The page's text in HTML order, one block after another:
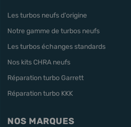
Les turbos neufs d'origine
Notre gamme de turbos neufs
Les turbos échanges standards
Nos kits CHRA neufs
Réparation turbo Garrett
Réparation turbo KKK
NOS MARQUES